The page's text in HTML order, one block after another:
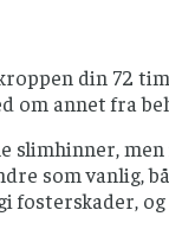
din 72
om annet fra
slimhinner,
som vanlig,
fosterskader,